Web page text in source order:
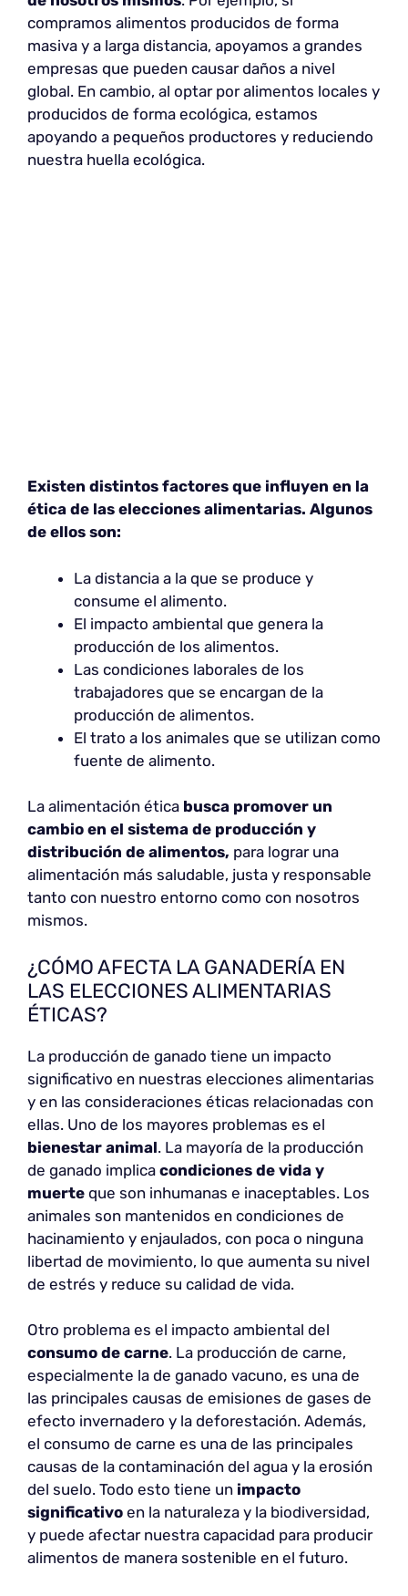
compramos alimentos producidos de forma
masiva y a larga distancia, apoyamos a grandes
empresas que pueden causar daños a nivel
global. En cambio, al optar por alimentos locales y
producidos de forma ecológica, estamos
apoyando a pequeños productores y reduciendo
nuestra huella ecológica.
Existen distintos factores que influyen en la
ética de las elecciones alimentarias. Algunos
de ellos son:
La distancia a la que se produce y
consume el alimento.
El impacto ambiental que genera la
producción de los alimentos.
Las condiciones laborales de los
trabajadores que se encargan de la
producción de alimentos.
El trato a los animales que se utilizan como
fuente de alimento.
La alimentación ética busca promover un
cambio en el sistema de producción y
distribución de alimentos, para lograr una
alimentación más saludable, justa y responsable
tanto con nuestro entorno como con nosotros
mismos.
¿CÓMO AFECTA LA GANADERÍA EN
LAS ELECCIONES ALIMENTARIAS
ÉTICAS?
La producción de ganado tiene un impacto
significativo en nuestras elecciones alimentarias
y en las consideraciones éticas relacionadas con
ellas. Uno de los mayores problemas es el
bienestar animal. La mayoría de la producción
de ganado implica condiciones de vida y
muerte que son inhumanas e inaceptables. Los
animales son mantenidos en condiciones de
hacinamiento y enjaulados, con poca o ninguna
libertad de movimiento, lo que aumenta su nivel
de estrés y reduce su calidad de vida.
Otro problema es el impacto ambiental del
consumo de carne. La producción de carne,
especialmente la de ganado vacuno, es una de
las principales causas de emisiones de gases de
efecto invernadero y la deforestación. Además,
el consumo de carne es una de las principales
causas de la contaminación del agua y la erosión
del suelo. Todo esto tiene un impacto
significativo en la naturaleza y la biodiversidad,
y puede afectar nuestra capacidad para producir
alimentos de manera sostenible en el futuro.